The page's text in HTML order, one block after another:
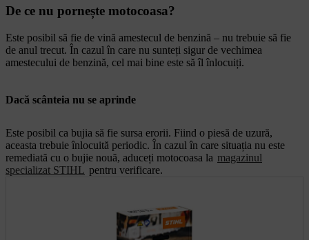
De ce nu pornește motocoasa?
Este posibil să fie de vină amestecul de benzină – nu trebuie să fie
de anul trecut. În cazul în care nu sunteți sigur de vechimea
amestecului de benzină, cel mai bine este să îl înlocuiți.
Dacă scânteia nu se aprinde
Este posibil ca bujia să fie sursa erorii. Fiind o piesă de uzură,
aceasta trebuie înlocuită periodic. În cazul în care situația nu este
remediată cu o bujie nouă, aduceți motocoasa la magazinul
specializat STIHL pentru verificare.